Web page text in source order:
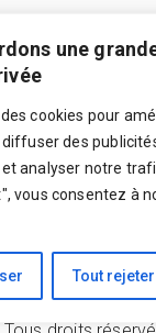
une
cookies pour
des
analyser notre
vous consentez à
Tout rejeter